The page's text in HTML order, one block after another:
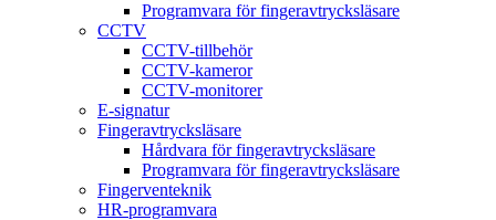
Programvara för fingeravtrycksläsare
CCTV
CCTV-tillbehör
CCTV-kameror
CCTV-monitorer
E-signatur
Fingeravtrycksläsare
Hårdvara för fingeravtrycksläsare
Programvara för fingeravtrycksläsare
Fingerventeknik
HR-programvara